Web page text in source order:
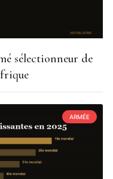
sélectionneur de
ARMÉE